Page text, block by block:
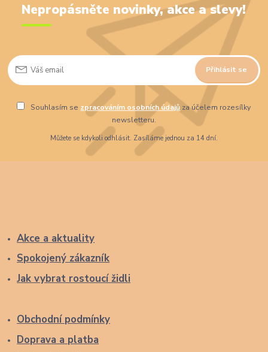
Nepropásněte novinky, akce a slevy!
Přihlásit se
Souhlasím se zpracováním osobních údajů za účelem rozesílky
newsletteru.
Můžete se kdykoli odhlásit. Zasíláme jednou za 14 dní.
Akce a aktuality
Spokojený zákazník
Jak vybrat rostoucí židli
Obchodní podmínky
Doprava a platba